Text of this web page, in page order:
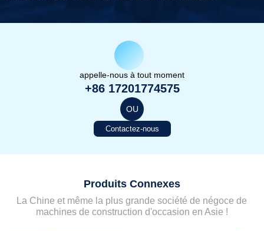
appelle-nous à tout moment
+86 17201774575
OU
Contactez-nous
Produits Connexes
La Chine et même la plus grande société de négoce de
machines de construction d'occasion en Asie !